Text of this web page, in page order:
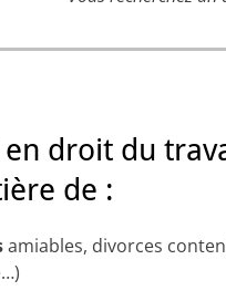
en droit du
de :
amiables, divorces